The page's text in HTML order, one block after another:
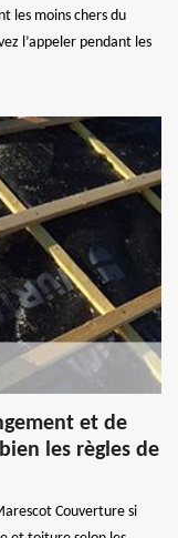
les moins chers du
l’appeler pendant les
et de
les règles de
Couverture si